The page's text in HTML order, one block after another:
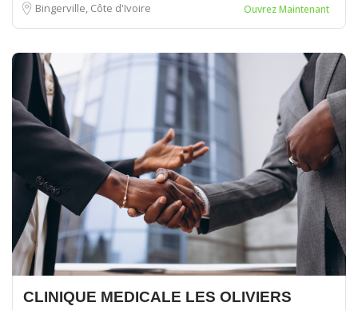
Bingerville, Côte d'Ivoire Ouvrez Maintenant
CLINIQUE MEDICALE LES OLIVIERS